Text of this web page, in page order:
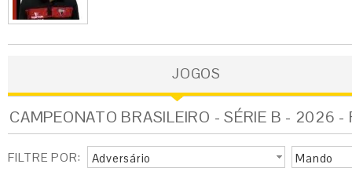
JOGOS
CAMPEONATO BRASILEIRO - SÉRIE B - 2026 -
FILTRE POR: Adversário Mando